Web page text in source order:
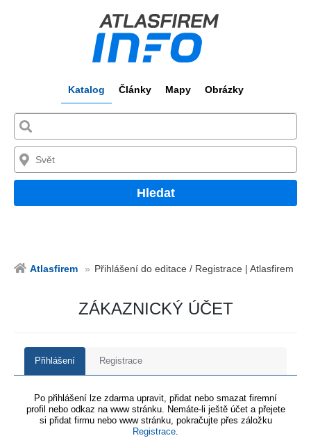
Katalog Články Mapy Obrázky
Hledat
Atlasfirem Přihlášení do editace / Registrace | Atlasfirem
ZÁKAZNICKÝ ÚČET
Přihlášení Registrace
Po přihlášení lze zdarma upravit, přidat nebo smazat firemní
profil nebo odkaz na www stránku. Nemáte-li ještě účet a přejete
si přidat firmu nebo www stránku, pokračujte přes záložku
Registrace.